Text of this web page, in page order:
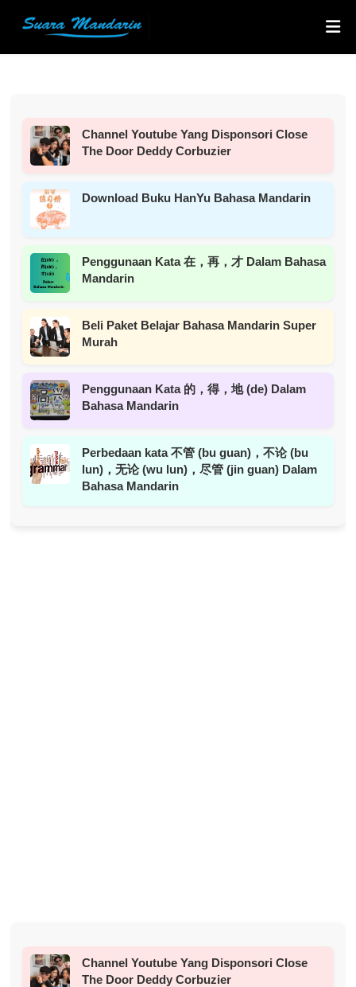
Channel Youtube Yang Disponsori Close
The Door Deddy Corbuzier
Download Buku HanYu Bahasa Mandarin
Penggunaan Kata 在，再，才 Dalam Bahasa
Mandarin
Beli Paket Belajar Bahasa Mandarin Super
Murah
Penggunaan Kata 的，得，地 (de) Dalam
Bahasa Mandarin
Perbedaan kata 不管 (bu guan)，不论 (bu
lun)，无论 (wu lun)，尽管 (jin guan) Dalam
Bahasa Mandarin
Channel Youtube Yang Disponsori Close
The Door Deddy Corbuzier